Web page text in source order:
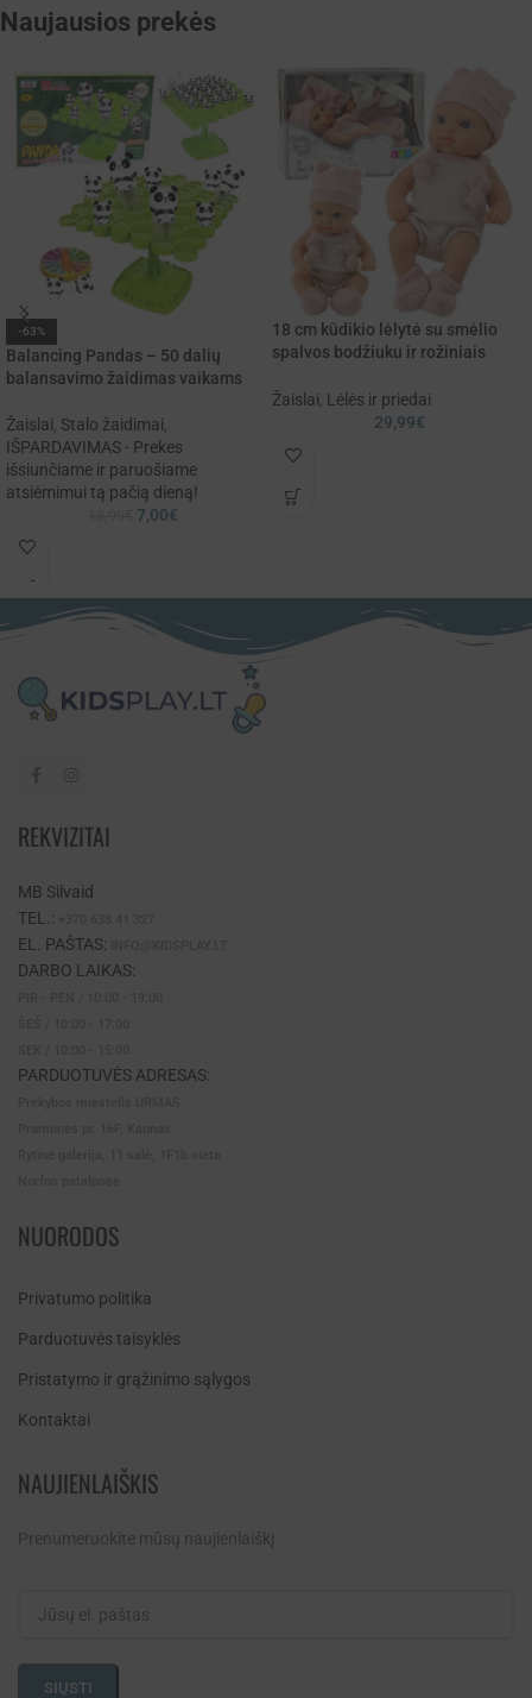
Naujausios prekės
-63%
Balancing Pandas – 50 dalių
balansavimo žaidimas vaikams
Žaislai, Stalo žaidimai,
IŠPARDAVIMAS - Prekes
išsiunčiame ir paruošiame
atsiėmimui tą pačią dieną!
7,00€
18 cm kūdikio lėlytė su smėlio
spalvos bodžiuku ir rožiniais
Žaislai, Lėlės ir priedai
29,99€
REKVIZITAI
MB Silvaid
TEL.:
EL. PAŠTAS:
DARBO LAIKAS:
PARDUOTUVĖS ADRESAS:
NUORODOS
Privatumo politika
Parduotuvės taisyklės
Pristatymo ir grąžinimo sąlygos
Kontaktai
NAUJIENLAIŠKIS
Prenumeruokite mūsų naujienlaiškį